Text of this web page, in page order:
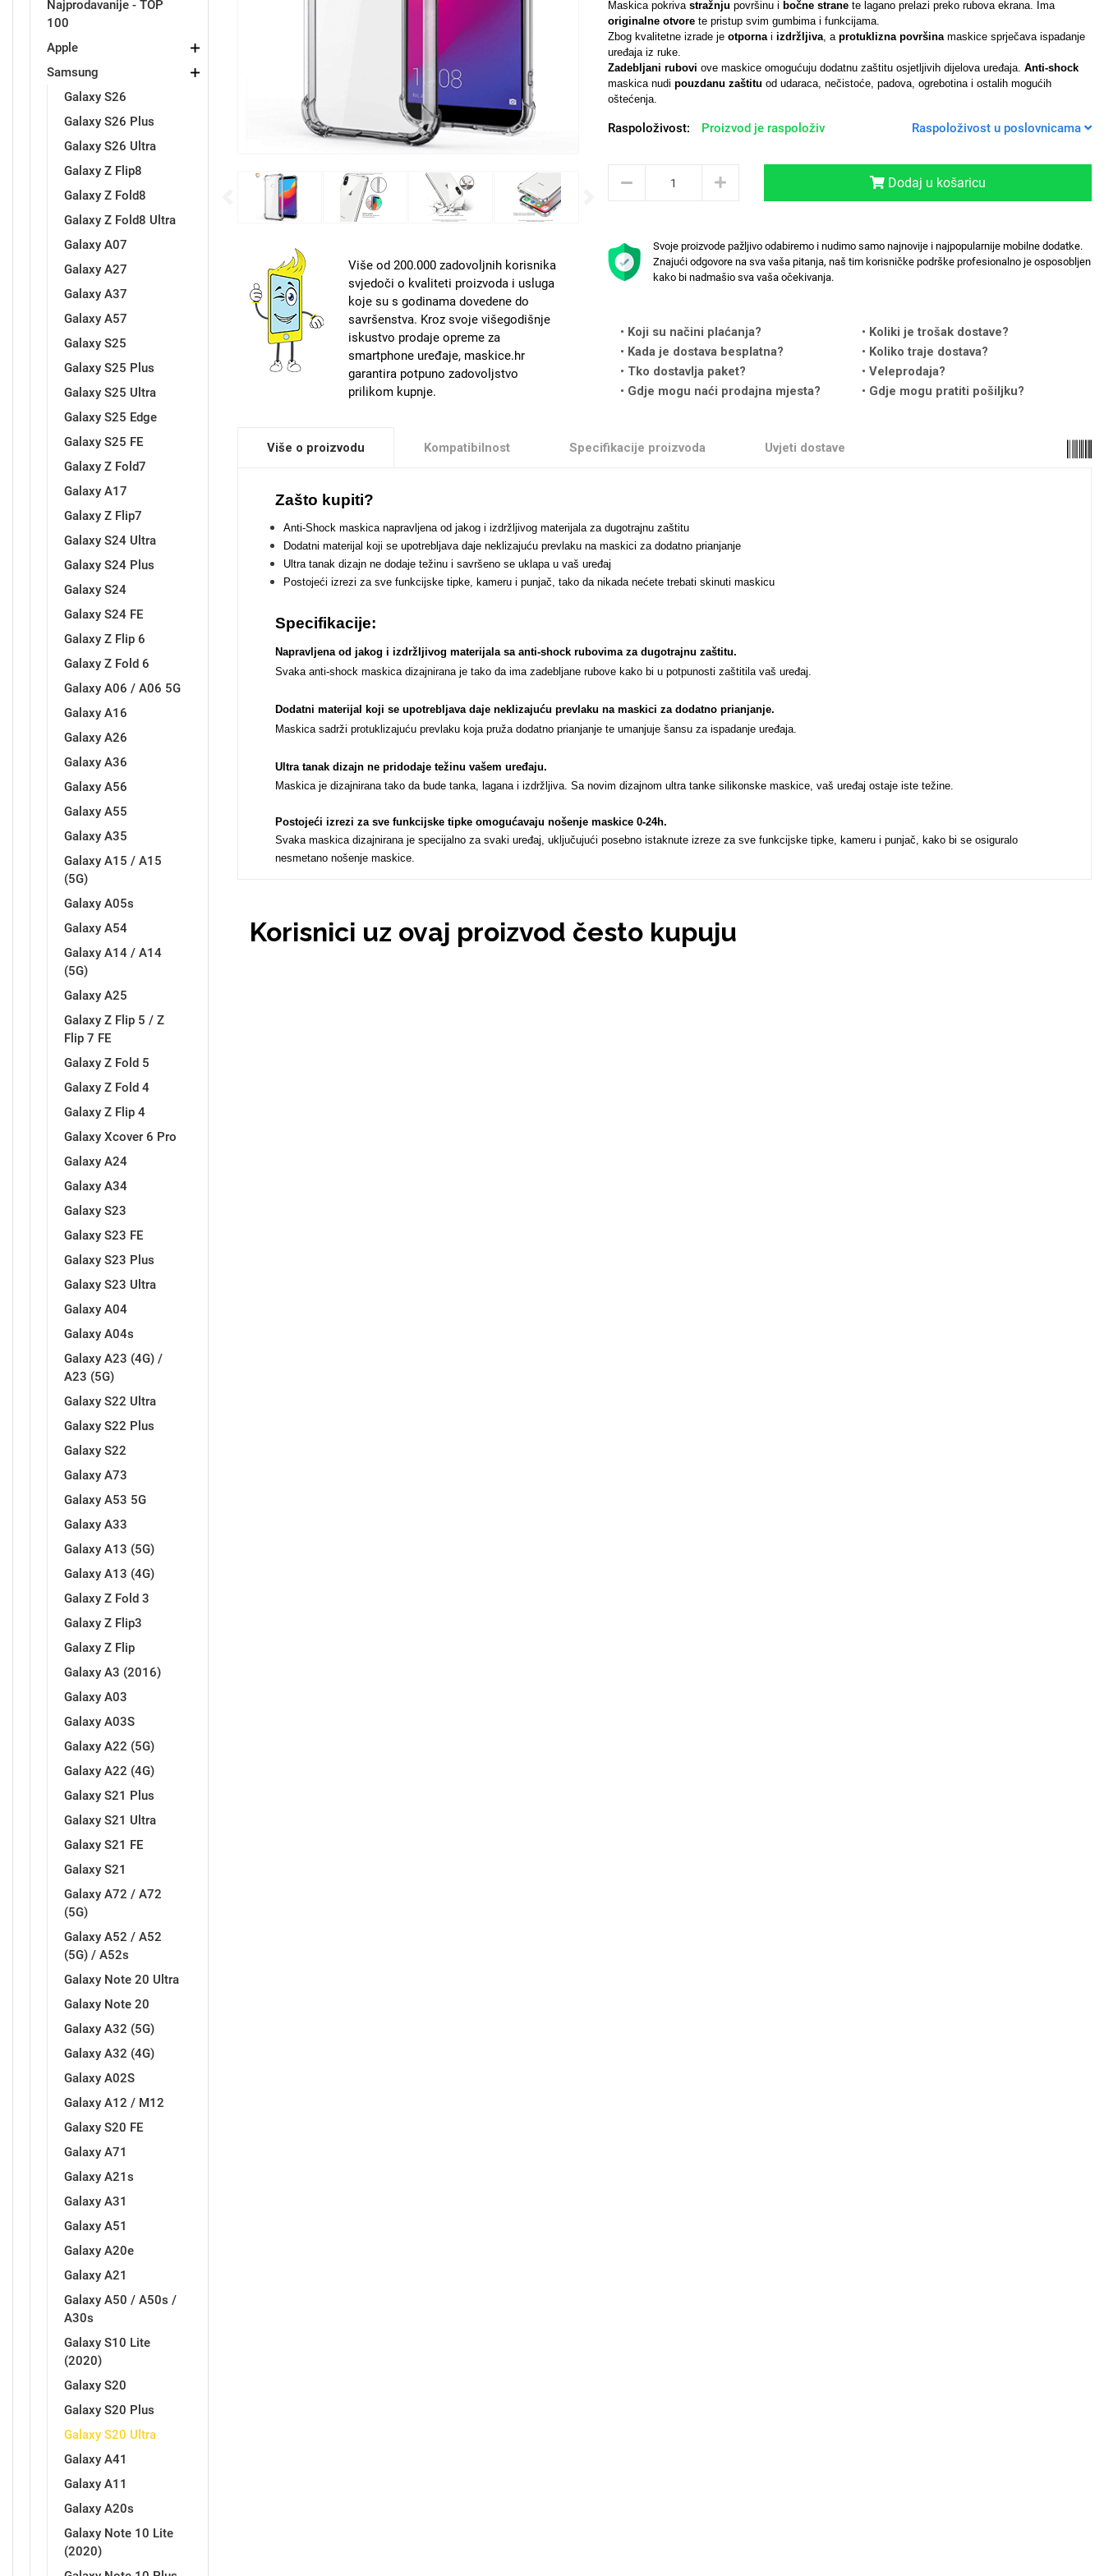
Najprodavanije - TOP
100
Apple
Samsung
Galaxy S26
Galaxy S26 Plus
Galaxy S26 Ultra
Galaxy Z Flip8
Galaxy Z Fold8
Galaxy Z Fold8 Ultra
Galaxy A07
Galaxy A27
Galaxy A37
Galaxy A57
Galaxy S25
Galaxy S25 Plus
Galaxy S25 Ultra
Galaxy S25 Edge
Galaxy S25 FE
Galaxy Z Fold7
Galaxy A17
Galaxy Z Flip7
Galaxy S24 Ultra
Galaxy S24 Plus
Galaxy S24
Galaxy S24 FE
Galaxy Z Flip 6
Galaxy Z Fold 6
Galaxy A06 / A06 5G
Galaxy A16
Galaxy A26
Galaxy A36
Galaxy A56
Galaxy A55
Galaxy A35
Galaxy A15 / A15
(5G)
Galaxy A05s
Galaxy A54
Galaxy A14 / A14
(5G)
Galaxy A25
Galaxy Z Flip 5 / Z
Flip 7 FE
Galaxy Z Fold 5
Galaxy Z Fold 4
Galaxy Z Flip 4
Galaxy Xcover 6 Pro
Galaxy A24
Galaxy A34
Galaxy S23
Galaxy S23 FE
Galaxy S23 Plus
Galaxy S23 Ultra
Galaxy A04
Galaxy A04s
Galaxy A23 (4G) /
A23 (5G)
Galaxy S22 Ultra
Galaxy S22 Plus
Galaxy S22
Galaxy A73
Galaxy A53 5G
Galaxy A33
Galaxy A13 (5G)
Galaxy A13 (4G)
Galaxy Z Fold 3
Galaxy Z Flip3
Galaxy Z Flip
Galaxy A3 (2016)
Galaxy A03
Galaxy A03S
Galaxy A22 (5G)
Galaxy A22 (4G)
Galaxy S21 Plus
Galaxy S21 Ultra
Galaxy S21 FE
Galaxy S21
Galaxy A72 / A72
(5G)
Galaxy A52 / A52
(5G) / A52s
Galaxy Note 20 Ultra
Galaxy Note 20
Galaxy A32 (5G)
Galaxy A32 (4G)
Galaxy A02S
Galaxy A12 / M12
Galaxy S20 FE
Galaxy A71
Galaxy A21s
Galaxy A31
Galaxy A51
Galaxy A20e
Galaxy A21
Galaxy A50 / A50s /
A30s
Galaxy S10 Lite
(2020)
Galaxy S20
Galaxy S20 Plus
Galaxy S20 Ultra
Galaxy A41
Galaxy A11
Galaxy A20s
Galaxy Note 10 Lite
(2020)
Više od 200.000 zadovoljnih korisnika
svjedoči o kvaliteti proizvoda i usluga
koje su s godinama dovedene do
savršenstva. Kroz svoje višegodišnje
iskustvo prodaje opreme za
smartphone uređaje, maskice.hr
garantira potpuno zadovoljstvo
prilikom kupnje.
Maskica pokriva stražnju površinu i bočne stranete lagano prelazi preko rubova ekrana. Ima
originalne otvorete pristup svim gumbima i funkcijama.
Zbog kvalitetne izrade je otpornai izdržljiva, a protuklizna površinamaskice sprječava ispadanje
uređaja iz ruke.
Zadebljani rubovi ove maskice omogućuju dodatnu zaštitu osjetljivih dijelova uređaja. Anti-shock
maskica nudi pouzdanu zaštitu od udaraca, nečistoće, padova, ogrebotina i ostalih mogućih
oštećenja.
Raspoloživost: Proizvod je raspoloživ Raspoloživost u poslovnicama
Dodaj u košaricu
Svoje proizvode pažljivo odabiremo i nudimo samo najnovije i najpopularnije mobilne dodatke.
Znajući odgovore na sva vaša pitanja, naš tim korisničke podrške profesionalno je osposobljen
kako bi nadmašio sva vaša očekivanja.
Koji su načini plaćanja?
Koliki je trošak dostave?
Kada je dostava besplatna?
Koliko traje dostava?
Tko dostavlja paket?
Veleprodaja?
Gdje mogu naći prodajna mjesta?
Gdje mogu pratiti pošiljku?
Više o proizvodu Kompatibilnost Specifikacije proizvoda Uvjeti dostave
Zašto kupiti?
Anti-Shock maskica napravljena od jakog i izdržljivog materijala za dugotrajnu zaštitu
Dodatni materijal koji se upotrebljava daje neklizajuću prevlaku na maskici za dodatno prianjanje
Ultra tanak dizajn ne dodaje težinu i savršeno se uklapa u vaš uređaj
Postojeći izrezi za sve funkcijske tipke, kameru i punjač, tako da nikada nećete trebati skinuti maskicu
Specifikacije:
Napravljena od jakog i izdržljivog materijala sa anti-shock rubovima za dugotrajnu zaštitu.
Svaka anti-shock maskica dizajnirana je tako da ima zadebljane rubove kako bi u potpunosti zaštitila vaš uređaj.
Dodatni materijal koji se upotrebljava daje neklizajuću prevlaku na maskici za dodatno prianjanje.
Maskica sadrži protuklizajuću prevlaku koja pruža dodatno prianjanje te umanjuje šansu za ispadanje uređaja.
Ultra tanak dizajn ne pridodaje težinu vašem uređaju.
Maskica je dizajnirana tako da bude tanka, lagana i izdržljiva. Sa novim dizajnom ultra tanke silikonske maskice, vaš uređaj ostaje iste težine.
Postojeći izrezi za sve funkcijske tipke omogućavaju nošenje maskice 0-24h.
Svaka maskica dizajnirana je specijalno za svaki uređaj, uključujući posebno istaknute izreze za sve funkcijske tipke, kameru i punjač, kako bi se osiguralo
nesmetano nošenje maskice.
Korisnici uz ovaj proizvod često kupuju
Babe
Croatos Najprodavanije - TOP 100
Gym Unicorn kolekcija
Sleng
Životinjsko carstvo Takeoff
Svemirska kolekcija
Love motivi I Need Some Space
Quotes Collection
Zodiac
Doodles
Monogrami
Za njega
Mandale / Cvjetni motivi
MarbleMania
Crtani filmovi
Obiteljski motivi
Samsung
Punjači za mobitel Spigen maskice
Univerzalno kaljeno staklo
Univerzalne futrole i
maskice
Samsung
Sony LCD Tablet
Držači za romobil
Ostali držači
USB kablovi
AUX kablovi Adapteri za mobitel
FM Transmitteri